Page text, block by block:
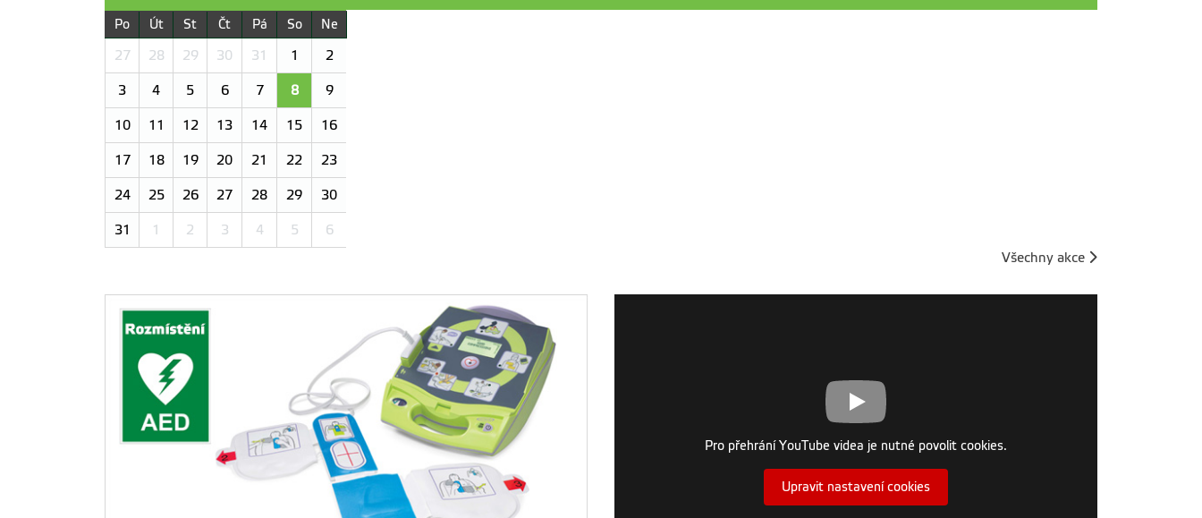
univerzitami po celé Evropě,
Po Út St Čt Pá So Ne
27 28 29 30 31 1 2
3 4 5 6 7 8 9
10 11 12 13 14 15 16
17 18 19 20 21 22 23
24 25 26 27 28 29 30
31 1 2 3 4 5 6
Všechny akce
Pro přehrání YouTube videa je nutné povolit cookies.
Upravit nastavení cookies